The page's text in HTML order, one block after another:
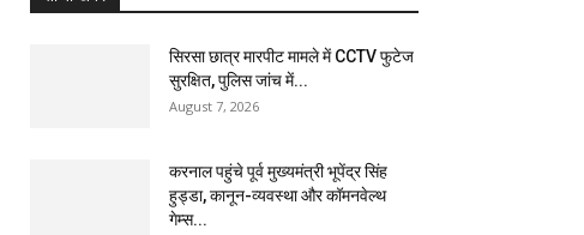
सिरसा छात्र मारपीट मामले में CCTV फुटेज
सुरक्षित, पुलिस जांच में...
August 7, 2026
करनाल पहुंचे पूर्व मुख्यमंत्री भूपेंद्र सिंह
हुड्डा, कानून-व्यवस्था और कॉमनवेल्थ
गेम्स...